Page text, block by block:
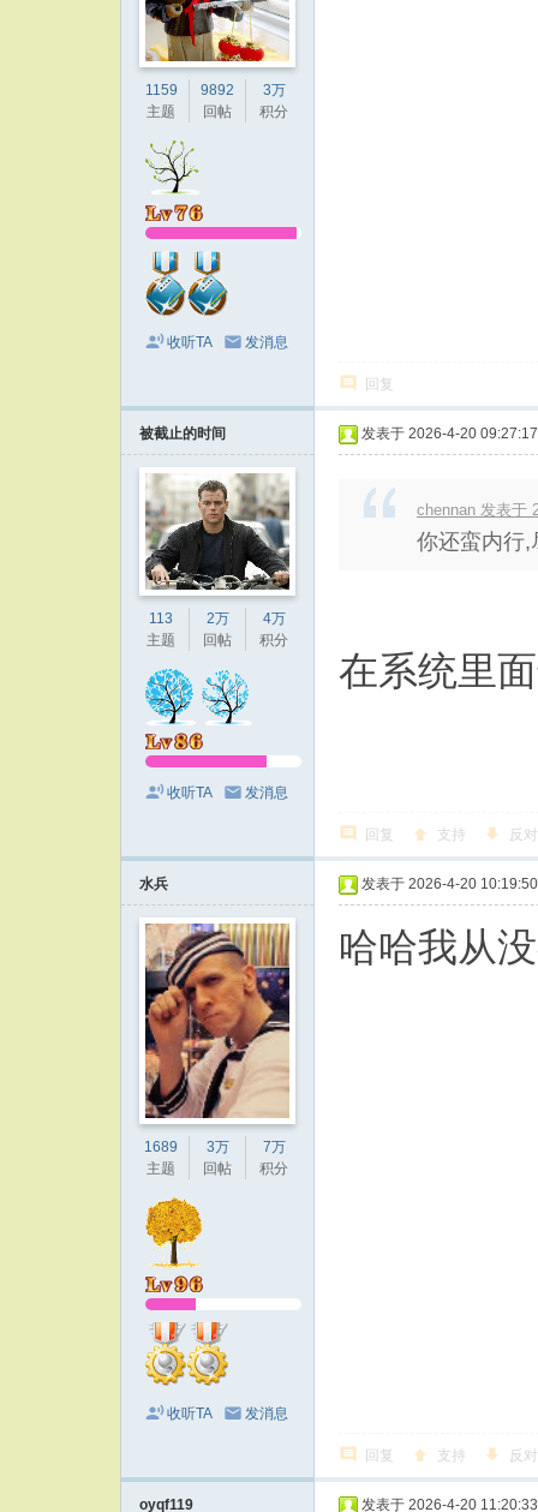
1159
主题
9892
回帖
3万
积分
收听TA 发消息
回复
被截止的时间
113
主题
2万
回帖
4万
积分
收听TA 发消息
发表于 2026-4-20 09:27:17
chennan 发表于
你还蛮内行,
在系统里
回复 支持 反对
水兵
1689
主题
3万
回帖
7万
积分
收听TA 发消息
发表于 2026-4-20 10:19:50
哈哈我从
回复 支持 反对
oyqf119 发表于 2026-4-20 11:20:33